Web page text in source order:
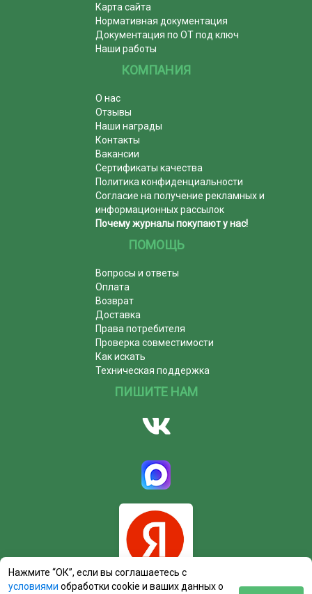
Карта сайта
Нормативная документация
Документация по ОТ под ключ
Наши работы
КОМПАНИЯ
О нас
Отзывы
Наши награды
Контакты
Вакансии
Сертификаты качества
Политика конфиденциальности
Согласие на получение рекламных и
информационных рассылок
Почему журналы покупают у нас!
ПОМОЩЬ
Вопросы и ответы
Оплата
Возврат
Доставка
Права потребителя
Проверка совместимости
Как искать
Техническая поддержка
ПИШИТЕ НАМ
Нажмите “ОК”, если вы соглашаетесь с
условиями обработки cookie и ваших данных о